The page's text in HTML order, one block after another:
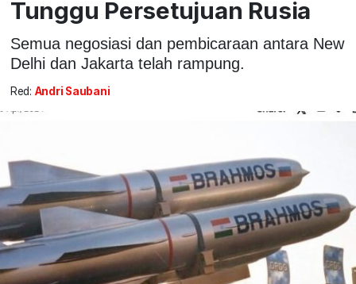
Tunggu Persetujuan Rusia
Semua negosiasi dan pembicaraan antara New
Delhi dan Jakarta telah rampung.
Red: Andri Saubani